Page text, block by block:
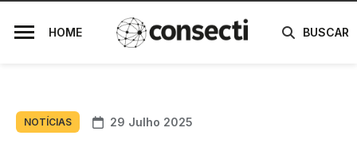
HOME BUSCAR
NOTÍCIAS 29 Julho 2025